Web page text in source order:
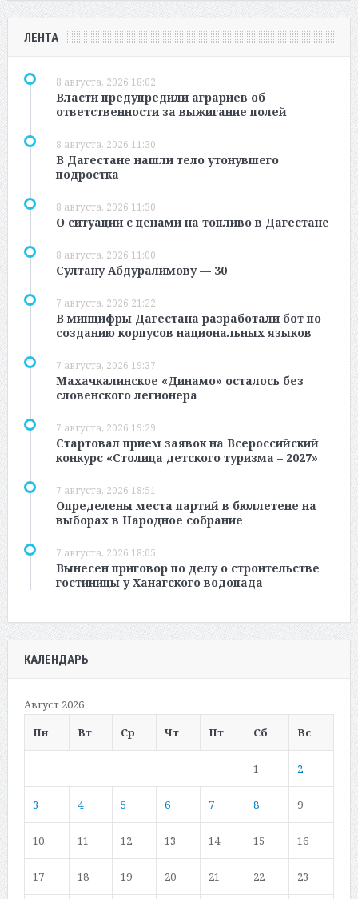
ЛЕНТА
8 августа, 2026 18:02
Власти предупредили аграриев об
ответственности за выжигание полей
8 августа, 2026 11:30
В Дагестане нашли тело утонувшего
подростка
8 августа, 2026 11:30
О ситуации с ценами на топливо в Дагестане
8 августа, 2026 11:00
Султану Абдуралимову — 30
7 августа, 2026 21:22
В минцифры Дагестана разработали бот по
созданию корпусов национальных языков
7 августа, 2026 19:37
Махачкалинское «Динамо» осталось без
словенского легионера
7 августа, 2026 19:29
Стартовал прием заявок на Всероссийский
конкурс «Столица детского туризма – 2027»
7 августа, 2026 18:51
Определены места партий в бюллетене на
выборах в Народное собрание
7 августа, 2026 18:05
Вынесен приговор по делу о строительстве
гостиницы у Ханагского водопада
КАЛЕНДАРЬ
Август 2026
Пн
Вт Ср Чт Пт Сб Вс
1 2
3 4 5 6 7 8 9
10 11 12 13 14 15 16
17 18 19 20 21 22 23